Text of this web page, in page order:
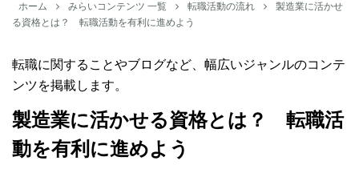
ホーム みらいコンテンツ 一覧 転職活動の流れ
製造業に活かせ
る資格とは？ 転職活動を有利に進めよう
転職に関することやブログなど、幅広いジャンルのコンテ
ンツを掲載します。
製造業に活かせる資格とは？ 転職活
動を有利に進めよう